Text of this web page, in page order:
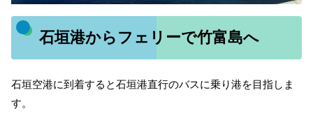
石垣港からフェリーで竹富島へ
石垣空港に到着すると石垣港直行のバスに乗り港を目指しま
す。